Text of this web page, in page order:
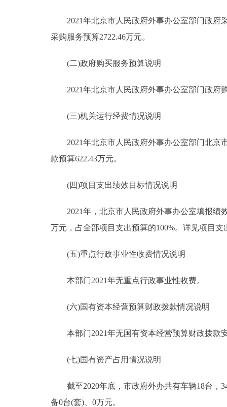
2021年北京市人民政府外事办公室部门政府采
采购服务预算2722.46万元。
(二)政府购买服务预算说明
2021年北京市人民政府外事办公室部门政府
(三)机关运行经费情况说明
2021年北京市人民政府外事办公室部门北京
款预算622.43万元。
(四)项目支出绩效目标情况说明
2021年，北京市人民政府外事办公室填报绩效
万元，占全部项目支出预算的100%。详见项目支
(五)重点行政事业性收费情况说明
本部门2021年无重点行政事业性收费。
(六)国有资本经营预算财政拨款情况说明
本部门2021年无国有资本经营预算财政拨款
(七)国有资产占用情况说明
截至2020年底，市政府外办共有车辆18台，
备0台(套)、0万元。